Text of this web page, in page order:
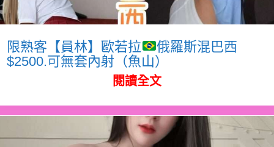
限熟客【員林】歐若拉
俄羅斯混巴西
$2500.可無套內射（魚山）
閱讀全文